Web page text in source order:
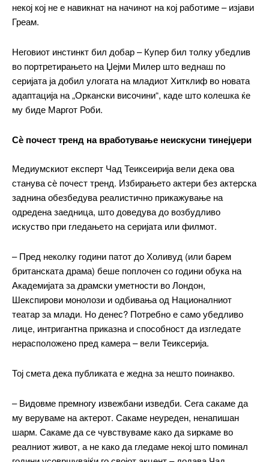
━ pricing plans
Free
ИЗБЕРЕТЕ ПЛАН
некој кој не е навикнат на начинот на кој работиме – изјави
Греам.
Неговиот инстинкт бил добар – Купер бил толку убедлив
во портретирањето на Џејми Милер што веднаш по
серијата ја добил улогата на младиот Хитклиф во новата
адаптација на „Оркански височини“, каде што колешка ќе
му биде Маргот Роби.
Сѐ почест тренд на вработување неискусни тинејџери
Медиумскиот експерт Чад Теиксеирија вели дека ова
станува сѐ почест тренд. Избирањето актери без актерска
заднина обезбедува реалистично прикажување на
одредена заедница, што доведува до возбудливо
искуство при гледањето на серијата или филмот.
– Пред неколку години патот до Холивуд (или барем
британската драма) беше поплочен со години обука на
Академијата за драмски уметности во Лондон,
Шекспирови монолози и одбивања од Националниот
театар за млади. Но денес? Потребно е само убедливо
лице, интригантна приказна и способност да изгледате
нерасположено пред камера – вели Теиксерија.
Тој смета дека публиката е жедна за нешто поинакво.
– Видовме премногу извежбани изведби. Сега сакаме да
му веруваме на актерот. Сакаме неуреден, ненапишан
шарм. Сакаме да се чувствуваме како да ѕиркаме во
реалниот живот, а не како да гледаме некој што поминал